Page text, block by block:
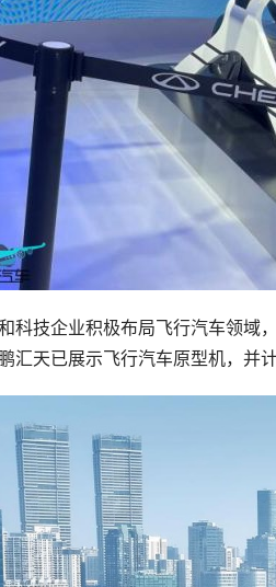
科技企业积极布局飞行汽车领域，
汇天已展示飞行汽车原型机，并